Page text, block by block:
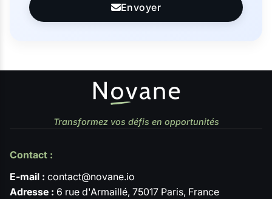
Envoyer
Transformez vos défis en opportunités
Contact :
E-mail : contact@novane.io
Adresse : 6 rue d'Armaillé, 75017 Paris, France